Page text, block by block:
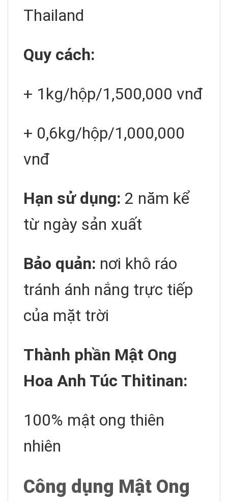
Thailand
Quy cách:
+ 1kg/hộp/1,500,000 vnđ
+ 0,6kg/hộp/1,000,000
vnđ
Hạn sử dụng: 2 năm kể
từ ngày sản xuất
Bảo quản: nơi khô ráo
tránh ánh nắng trực tiếp
của mặt trời
Thành phần Mật Ong
Hoa Anh Túc Thitinan:
100% mật ong thiên
nhiên
Công dụng Mật Ong